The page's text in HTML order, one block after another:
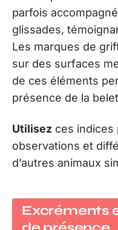
parfois
glissades,
Les marques de
sur des surfaces
de ces éléments
présence de la
Utilisez ces indices
observations et
d’autres animaux
Excréments